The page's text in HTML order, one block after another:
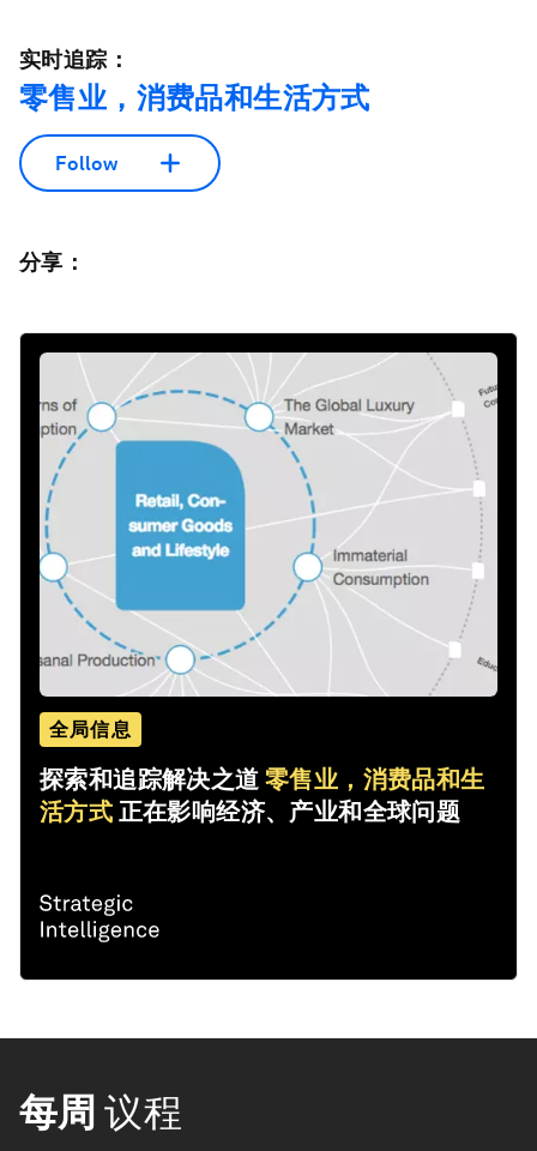
实时追踪：
零售业，消费品和生活方式
Follow
分享：
全局信息
探索和追踪解决之道零售业，消费品和生
活方式 正在影响经济、产业和全球问题
每周 议程